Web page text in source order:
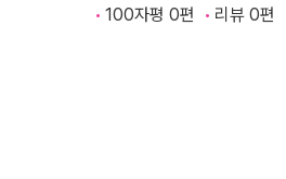
100자평 0편 리뷰 0편